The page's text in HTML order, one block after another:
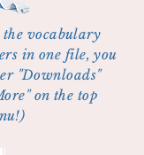
vocabulary
in one file, you
"Downloads"
on the top